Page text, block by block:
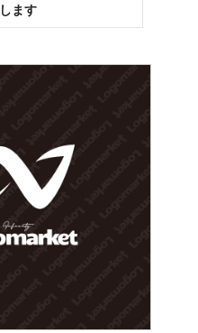
します